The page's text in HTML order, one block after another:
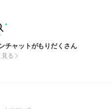
チャットがもりだくさん
見る